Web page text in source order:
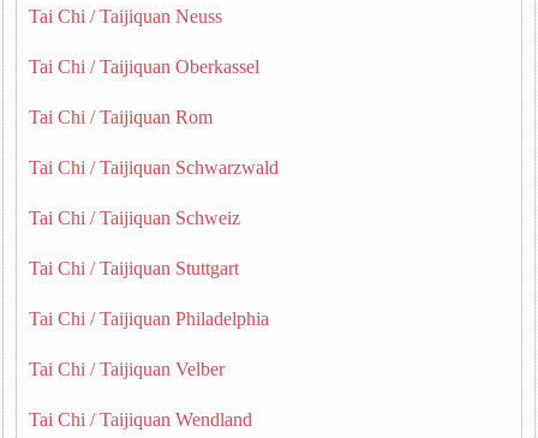
Tai Chi / Taijiquan Neuss
Tai Chi / Taijiquan Oberkassel
Tai Chi / Taijiquan Rom
Tai Chi / Taijiquan Schwarzwald
Tai Chi / Taijiquan Schweiz
Tai Chi / Taijiquan Stuttgart
Tai Chi / Taijiquan Philadelphia
Tai Chi / Taijiquan Velber
Tai Chi / Taijiquan Wendland